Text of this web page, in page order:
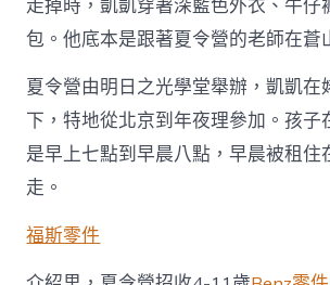
走掉時，凱凱穿著深藍色外衣、牛仔
包。他底本是跟著夏令營的老師在蒼
夏令營由明日之光學堂舉辦，凱凱在
下，特地從北京到年夜理參加。孩子
是早上七點到早晨八點，早晨被租住
走。
福斯零件